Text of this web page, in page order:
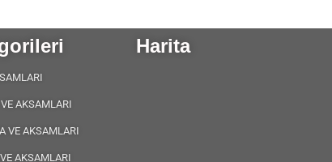
AKSAMLARI
VE AKSAMLARI
AKSAMLARI
Harita